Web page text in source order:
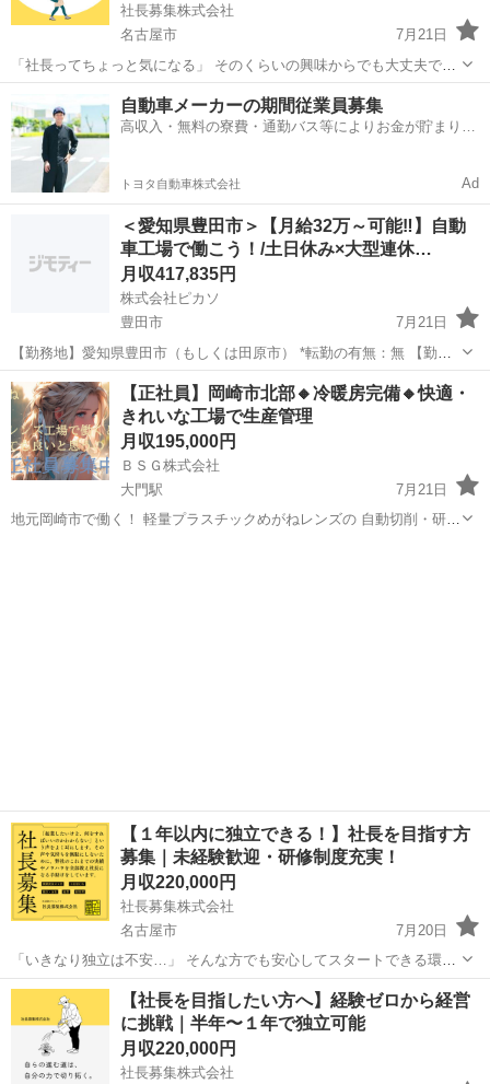
社長募集株式会社
名古屋市
7月21日
「社長ってちょっと気になる」 そのくらいの興味からでも大丈夫で
す！ 未経験からスタートし、最終的に独立を目指せるポジションの募
集です。 〈 この仕事の特徴 〉 ・私服ＯＫのカジュアル面談でスター
ト ...
名古屋市 その他 未経験
自動車メーカーの期間従業員募集
高収入・無料の寮費・通勤バス等によりお金が貯まりや
トヨタ自動車株式会社 Ad
＜愛知県豊田市＞【月給32万～可能‼】自動
車工場で働こう！/土日休み×大型連休…
月収417,835円
株式会社ピカソ
豊田市
7月21日
【勤務地】愛知県豊田市（もしくは田原市） *転勤の有無：無 【勤務
時間】 ①06:25～15:15（休憩時間 10:40~11:25） ②16:40～
01:30（休憩時間 20:40~21:25） ※二交替...
愛知 豊田市 その他 未経験
【正社員】岡崎市北部🔸冷暖房完備🔸快適・
きれいな工場で生産管理
月収195,000円
ＢＳＧ株式会社
大門駅
7月21日
地元岡崎市で働く！ 軽量プラスチックめがねレンズの 自動切削・研磨
【１年以内に独立できる！】社長を目指す方
募集｜未経験歓迎・研修制度充実！
月収220,000円
社長募集株式会社
名古屋市
7月20日
「いきなり独立は不安…」 そんな方でも安心してスタートできる環境
です。 社員として経験を積みながら、 最終的に【自分の会社を持つ】
ことを目指していただきます！ ■ どんな仕事？ 人材サービス業の運
営...
愛知 名古屋市 その他 未経験
【社長を目指したい方へ】経験ゼロから経営
に挑戦｜半年〜１年で独立可能
月収220,000円
社長募集株式会社